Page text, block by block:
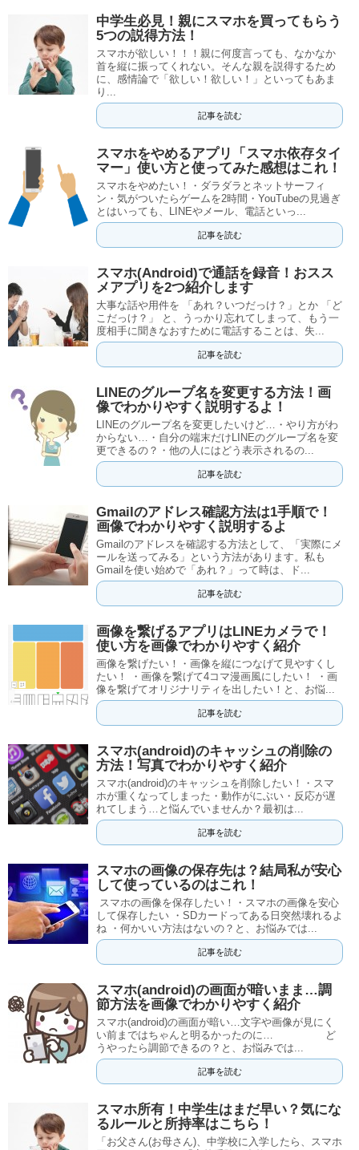
中学生必見！親にスマホを買ってもらう
5つの説得方法！
スマホが欲しい！！！親に何度言っても、なかなか
首を縦に振ってくれない。そんな親を説得するため
に、感情論で「欲しい！欲しい！」といってもあま
り...
記事を読む
スマホをやめるアプリ「スマホ依存タイ
マー」使い方と使ってみた感想はこれ！
スマホをやめたい！・ダラダラとネットサーフィ
ン・気がついたらゲームを2時間・YouTubeの見過ぎ
とはいっても、LINEやメール、電話といっ...
記事を読む
スマホ(Android)で通話を録音！おスス
メアプリを2つ紹介します
大事な話や用件を 「あれ？いつだっけ？」とか 「ど
こだっけ？」 と、うっかり忘れてしまって、もう一
度相手に聞きなおすために電話することは、失...
記事を読む
LINEのグループ名を変更する方法！画
像でわかりやすく説明するよ！
LINEのグループ名を変更したいけど…・やり方がわ
からない…・自分の端末だけLINEのグループ名を変
更できるの？・他の人にはどう表示されるの...
記事を読む
Gmailのアドレス確認方法は1手順で！
画像でわかりやすく説明するよ
Gmailのアドレスを確認する方法として、「実際にメ
ールを送ってみる」という方法があります。私も
Gmailを使い始めで「あれ？」って時は、ド...
記事を読む
画像を繋げるアプリはLINEカメラで！
使い方を画像でわかりやすく紹介
画像を繋げたい！・画像を縦につなげて見やすくし
たい！ ・画像を繋げて4コマ漫画風にしたい！ ・画
像を繋げてオリジナリティを出したい！と、お悩...
記事を読む
スマホ(android)のキャッシュの削除の
方法！写真でわかりやすく紹介
スマホ(android)のキャッシュを削除したい！・スマ
ホが重くなってしまった・動作がにぶい・反応が遅
れてしまう…と悩んでいませんか？最初は...
記事を読む
スマホの画像の保存先は？結局私が安心
して使っているのはこれ！
スマホの画像を保存したい！・スマホの画像を安心
して保存したい ・SDカードってある日突然壊れるよ
ね ・何かいい方法はないの？と、お悩みでは...
記事を読む
スマホ(android)の画面が暗いまま…調
節方法を画像でわかりやすく紹介
スマホ(android)の画面が暗い…文字や画像が見にく
い前まではちゃんと明るかったのに… ど
うやったら調節できるの？と、お悩みでは...
記事を読む
スマホ所有！中学生はまだ早い？気にな
るルールと所持率はこちら！
「お父さん(お母さん)、中学校に入学したら、スマホ